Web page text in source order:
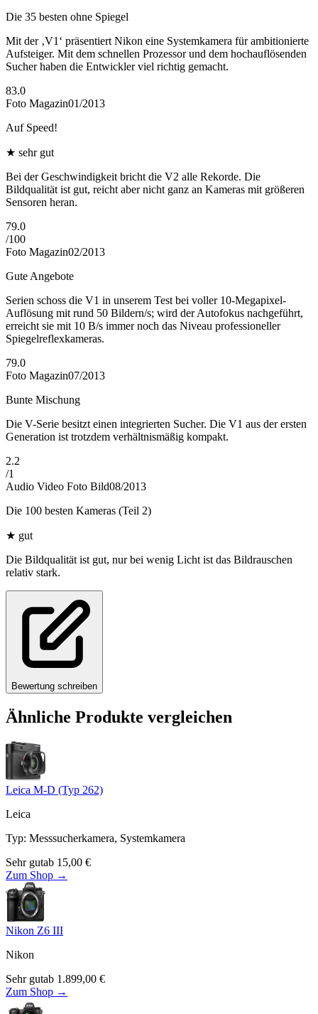
Die 35 besten ohne Spiegel
Mit der ‚V1‘ präsentiert Nikon eine Systemkamera für ambitionierte
Aufsteiger. Mit dem schnellen Prozessor und dem hochauflösenden
Sucher haben die Entwickler viel richtig gemacht.
83.0
Foto Magazin01/2013
Auf Speed!
★ sehr gut
Bei der Geschwindigkeit bricht die V2 alle Rekorde. Die
Bildqualität ist gut, reicht aber nicht ganz an Kameras mit größeren
Sensoren heran.
79.0
/100
Foto Magazin02/2013
Gute Angebote
Serien schoss die V1 in unserem Test bei voller 10-Megapixel-
Auflösung mit rund 50 Bildern/s; wird der Autofokus nachgeführt,
erreicht sie mit 10 B/s immer noch das Niveau professioneller
Spiegelreflexkameras.
79.0
Foto Magazin07/2013
Bunte Mischung
Die V-Serie besitzt einen integrierten Sucher. Die V1 aus der ersten
Generation ist trotzdem verhältnismäßig kompakt.
2.2
/1
Audio Video Foto Bild08/2013
Die 100 besten Kameras (Teil 2)
★ gut
Die Bildqualität ist gut, nur bei wenig Licht ist das Bildrauschen
relativ stark.
Bewertung schreiben
Ähnliche Produkte vergleichen
Leica M-D (Typ 262)
Leica
Typ: Messsucherkamera, Systemkamera
Sehr gutab 15,00 €
Zum Shop →
Nikon Z6 III
Nikon
Sehr gutab 1.899,00 €
Zum Shop →